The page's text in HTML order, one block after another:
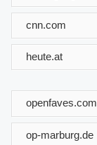
cnn.com
heute.at
openfaves.com
op-marburg.de